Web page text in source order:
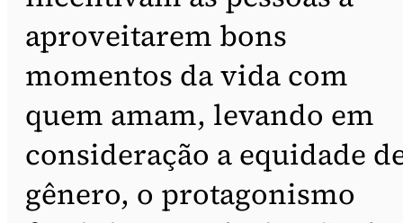
aproveitarem bons
momentos da vida com
quem amam, levando em
consideração a equidade
gênero, o protagonismo